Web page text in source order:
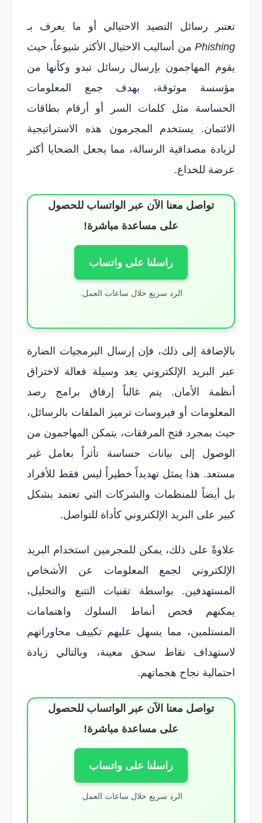
تعتبر رسائل التصيد الاحتيالي أو ما يعرف بـ
Phishing من أساليب الاحتيال الأكثر شيوعاً، حيث
يقوم المهاجمون بإرسال رسائل تبدو وكأنها من
مؤسسة موثوقة، بهدف جمع المعلومات
الحساسة مثل كلمات السر أو أرقام بطاقات
الائتمان. يستخدم المجرمون هذه الاستراتيجية
لزيادة مصداقية الرسالة، مما يجعل الضحايا أكثر
عرضة للخداع.
تواصل معنا الآن عبر الواتساب للحصول
على مساعدة مباشرة!
راسلنا على واتساب
الرد سريع خلال ساعات العمل.
بالإضافة إلى ذلك، فإن إرسال البرمجيات الضارة
عبر البريد الإلكتروني يعد وسيلة فعالة لاختراق
أنظمة الأمان. يتم غالباً إرفاق برامج رصد
المعلومات أو فيروسات ترميز الملفات بالرسائل،
حيث بمجرد فتح المرفقات، يتمكن المهاجمون من
الوصول إلى بيانات حساسة تأثراً بعامل غير
مستعد. هذا يمثل تهديداً خطيراً ليس فقط للأفراد
بل أيضاً للمنظمات والشركات التي تعتمد بشكل
كبير على البريد الإلكتروني كأداة للتواصل.
علاوةً على ذلك، يمكن للمجرمين استخدام البريد
الإلكتروني لجمع المعلومات عن الأشخاص
المستهدفين. بواسطة تقنيات التتبع والتحليل،
يمكنهم فحص أنماط السلوك واهتمامات
المستلمين، مما يسهل عليهم تكييف محاوراتهم
لاستهداف نقاط سحق معينة، وبالتالي زيادة
احتمالية نجاح هجماتهم.
تواصل معنا الآن عبر الواتساب للحصول
على مساعدة مباشرة!
راسلنا على واتساب
الرد سريع خلال ساعات العمل.